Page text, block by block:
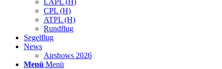
LAPL (H)
CPL (H)
ATPL (H)
Rundflug
Segelflug
News
Airshows 2026
Menü Menü